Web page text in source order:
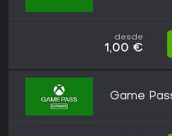
desde
1,00 €
Game